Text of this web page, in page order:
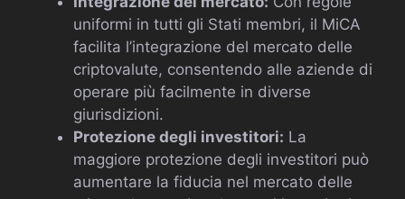
uniformi in tutti gli Stati membri, il MiCA
facilita l’integrazione del mercato delle
criptovalute, consentendo alle aziende di
operare più facilmente in diverse
giurisdizioni.
Protezione degli investitori: La
maggiore protezione degli investitori può
aumentare la fiducia nel mercato delle